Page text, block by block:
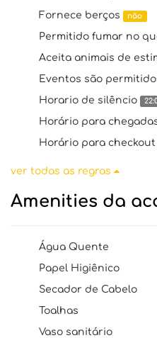
Fornece berços não
Permitido fumar no
Aceita animais de
Eventos são
Horario de silêncio
Horário para
Horário para checkout
ver todas as regras
Amenities da
Água Quente
Papel Higiênico
Secador de Cabelo
Toalhas
Vaso sanitário